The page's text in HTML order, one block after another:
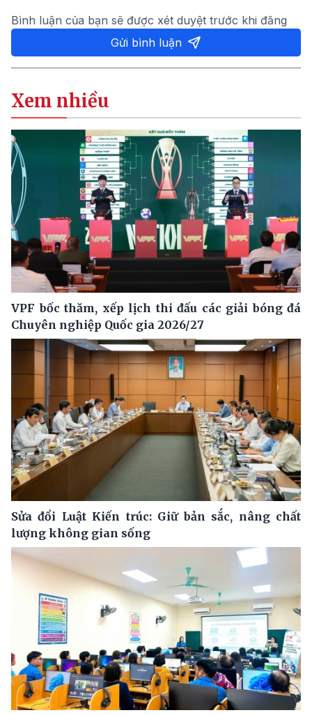
Bình luận của bạn sẽ được xét duyệt trước khi đăng
Gửi bình luận
Xem nhiều
VPF bốc thăm, xếp lịch thi đấu các giải bóng đá
Chuyên nghiệp Quốc gia 2026/27
Sửa đổi Luật Kiến trúc: Giữ bản sắc, nâng chất
lượng không gian sống